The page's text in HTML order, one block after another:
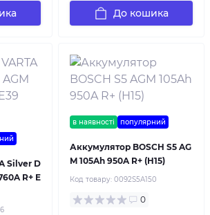
До кошика
Silver D
R+ E
в наявності популярний
Аккумулятор BOSCH S5 AG
M 105Ah 950A R+ (H15)
Код товару: 0092S5A150
0